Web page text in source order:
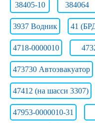
38405-10 384064
3937 Водник 41
4718-0000010
473730 Автоэвакуатор
47412 (на шасси 3307)
47953-0000010-31